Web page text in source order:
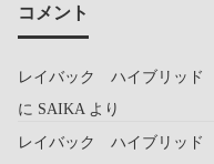
コメント
レイバック ハイブリッド
に SAIKA より
レイバック ハイブリッド